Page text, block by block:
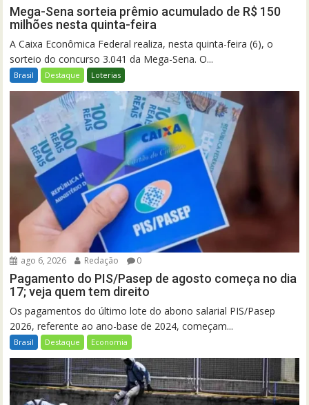
Mega-Sena sorteia prêmio acumulado de R$ 150
milhões nesta quinta-feira
A Caixa Econômica Federal realiza, nesta quinta-feira (6), o
sorteio do concurso 3.041 da Mega-Sena. O...
Brasil Destaque Loterias
ago 6, 2026 Redação 0
Pagamento do PIS/Pasep de agosto começa no dia
17; veja quem tem direito
Os pagamentos do último lote do abono salarial PIS/Pasep
2026, referente ao ano-base de 2024, começam...
Brasil Destaque Economia